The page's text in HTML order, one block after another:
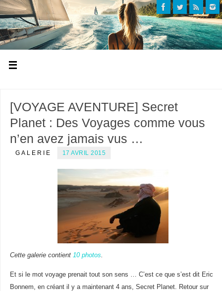
[VOYAGE AVENTURE] Secret
Planet : Des Voyages comme vous
n’en avez jamais vus …
GALERIE 17 AVRIL 2015
Cette galerie contient 10 photos.
Et si le mot voyage prenait tout son sens … C’est ce que s’est dit Eric
Bonnem, en créant il y a maintenant 4 ans, Secret Planet. Retour sur